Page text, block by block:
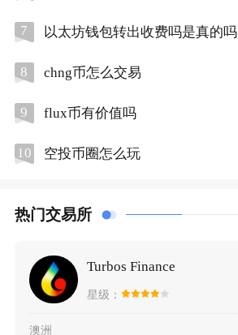
7 以太坊钱包转出收费吗是真的吗
8 chng币怎么交易
9 flux币有价值吗
10 空投币圈怎么玩
热门交易所
Turbos Finance
星级：
澳洲